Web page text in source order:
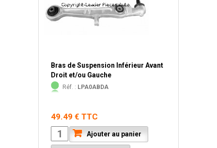
Bras de Suspension Inférieur Avant
Droit et/ou Gauche
Réf. : LPA0ABDA
49.49 € TTC
Ajouter au panier